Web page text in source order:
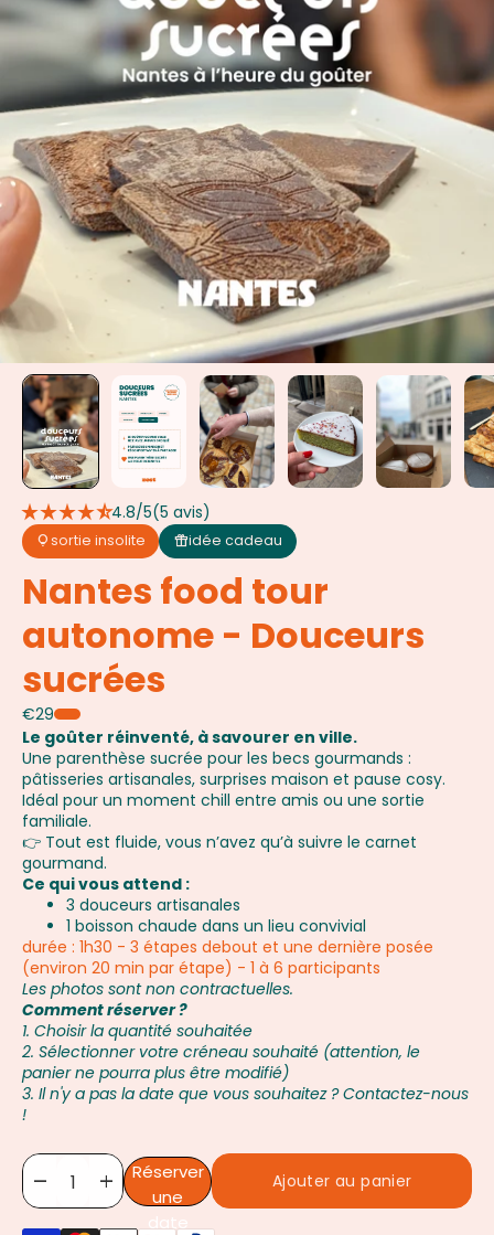
star_ratestar_ratestar_ratestar_ratestar_rate_half4.8/5(5 avis)
lightbulbsortie insolite featured_seasonal_and_giftsidée cadeau
Nantes food tour
autonome - Douceurs
sucrées
€29
Le goûter réinventé, à savourer en ville.
Une parenthèse sucrée pour les becs gourmands :
pâtisseries artisanales, surprises maison et pause cosy.
Idéal pour un moment chill entre amis ou une sortie
familiale.
👉 Tout est fluide, vous n’avez qu’à suivre le carnet
gourmand.
Ce qui vous attend :
3 douceurs artisanales
1 boisson chaude dans un lieu convivial
durée : 1h30 - 3 étapes debout et une dernière posée
(environ 20 min par étape) - 1 à 6 participants
Les photos sont non contractuelles.
Comment réserver ?
1. Choisir la quantité souhaitée
2. Sélectionner votre créneau souhaité (attention, le
panier ne pourra plus être modifié)
3. Il n'y a pas la date que vous souhaitez ? Contactez-nous
!
remove add
Réserver
une
date
Ajouter au panier